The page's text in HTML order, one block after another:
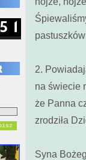
pastuszków
2.
na świecie
że Panna
zrodziła
Syna